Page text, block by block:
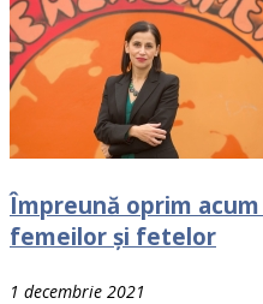
Împreună oprim
femeilor și fetelor
1 decembrie 2021